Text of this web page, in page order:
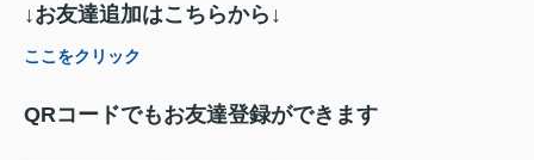
↓お友達追加はこちらから↓
ここをクリック
QRコードでもお友達登録ができます